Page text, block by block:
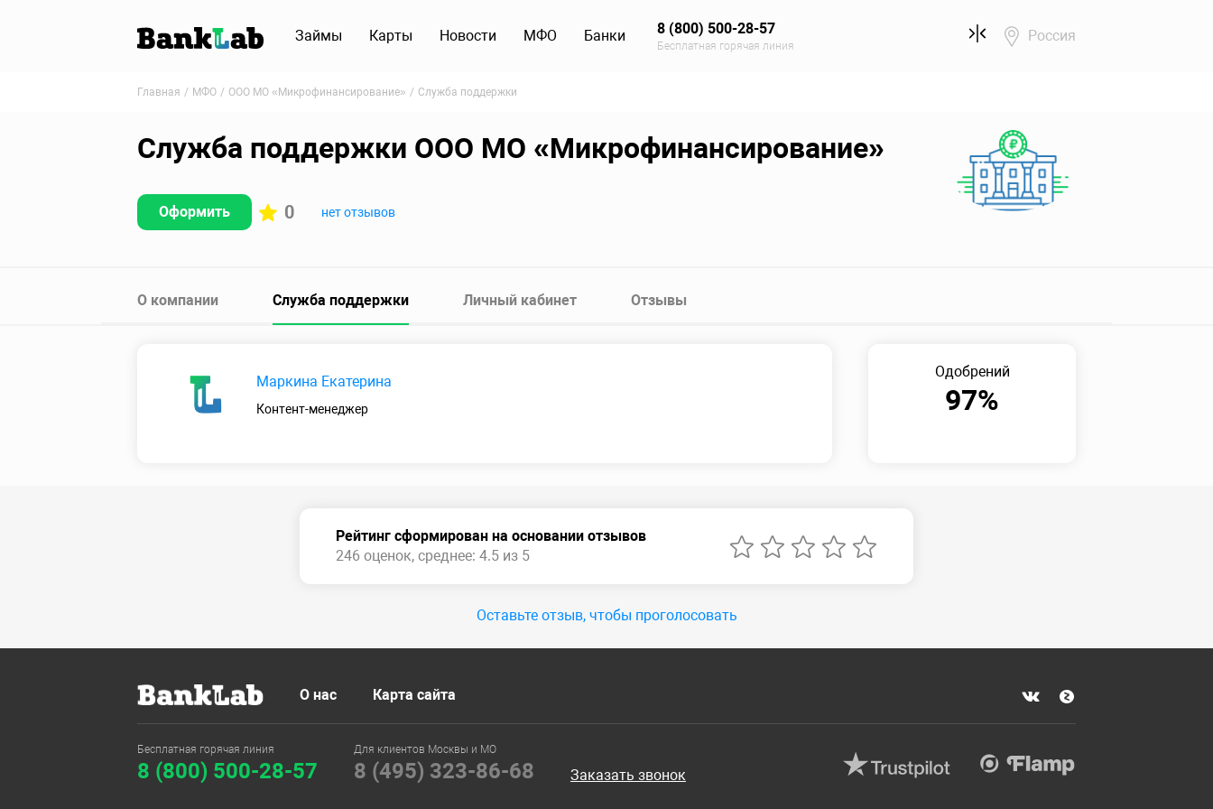
Займы Карты Новости МФО Банки 8 (800) 500-28-57
Бесплатная горячая линия
Россия
Главная МФО ООО МО «Микрофинансирование» Служба поддержки
Служба поддержки ООО МО «Микрофинансирование»
Оформить 0 нет отзывов
О компании Служба поддержки Личный кабинет Отзывы
Маркина Екатерина
Контент-менеджер
Одобрений
97%
Рейтинг сформирован на основании отзывов
246 оценок, среднее: 4.5 из 5
Оставьте отзыв, чтобы проголосовать
О нас Карта сайта
Бесплатная горячая линия
8 (800) 500-28-57
Для клиентов Москвы и МО
8 (495) 323-86-68 Заказать звонок